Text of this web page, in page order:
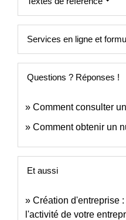
Services en ligne et
Questions ? Réponses !
Comment consulter
Comment obtenir un
Et aussi
Création d'entreprise
l'activité de votre